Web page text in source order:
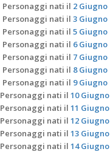
Personaggi nati il 2 Giugno
Personaggi nati il 3 Giugno
Personaggi nati il 5 Giugno
Personaggi nati il 6 Giugno
Personaggi nati il 7 Giugno
Personaggi nati il 8 Giugno
Personaggi nati il 9 Giugno
Personaggi nati il 10 Giugno
Personaggi nati il 11 Giugno
Personaggi nati il 12 Giugno
Personaggi nati il 13 Giugno
Personaggi nati il 14 Giugno